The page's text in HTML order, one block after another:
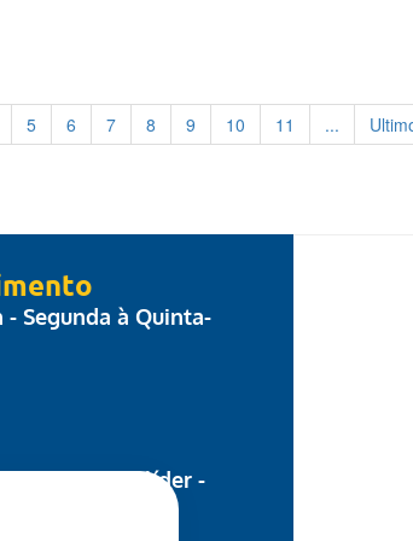
5 6 7 8 9 10 11 ...
- Segunda à Quinta-
- Centro Colíder -